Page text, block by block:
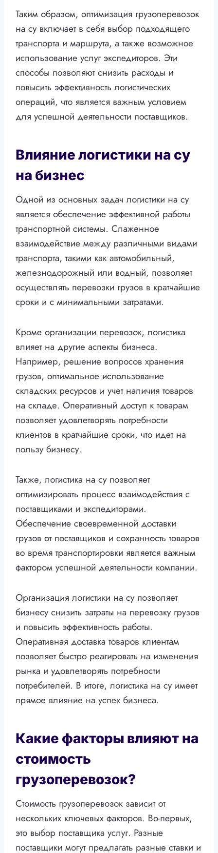
Таким образом, оптимизация грузоперевозок
на су включает в себя выбор подходящего
транспорта и маршрута, а также возможное
использование услуг экспедиторов. Эти
способы позволяют снизить расходы и
повысить эффективность логистических
операций, что является важным условием
для успешной деятельности поставщиков.
Влияние логистики на су
на бизнес
Одной из основных задач логистики на су
является обеспечение эффективной работы
транспортной системы. Слаженное
взаимодействие между различными видами
транспорта, такими как автомобильный,
железнодорожный или водный, позволяет
осуществлять перевозки грузов в кратчайшие
сроки и с минимальными затратами.
Кроме организации перевозок, логистика
влияет на другие аспекты бизнеса.
Например, решение вопросов хранения
грузов, оптимальное использование
складских ресурсов и учет наличия товаров
на складе. Оперативный доступ к товарам
позволяет удовлетворять потребности
клиентов в кратчайшие сроки, что идет на
пользу бизнесу.
Также, логистика на су позволяет
оптимизировать процесс взаимодействия с
поставщиками и экспедиторами.
Обеспечение своевременной доставки
грузов от поставщиков и сохранность товаров
во время транспортировки является важным
фактором успешной деятельности компании.
Организация логистики на су позволяет
бизнесу снизить затраты на перевозку грузов
и повысить эффективность работы.
Оперативная доставка товаров клиентам
позволяет быстро реагировать на изменения
рынка и удовлетворять потребности
потребителей. В итоге, логистика на су имеет
прямое влияние на успех бизнеса.
Какие факторы влияют на
стоимость
грузоперевозок?
Стоимость грузоперевозок зависит от
нескольких ключевых факторов. Во-первых,
это выбор поставщика услуг. Разные
поставщики могут предлагать разные ставки и